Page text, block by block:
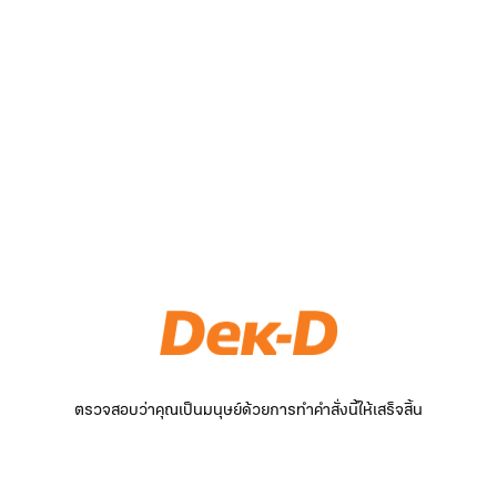
ตรวจสอบว่าคุณเป็นมนุษย์ด้วยการทำคำสั่งนี้ให้เสร็จสิ้น